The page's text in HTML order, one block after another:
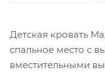
Детская кровать
спальное место с
вместительными